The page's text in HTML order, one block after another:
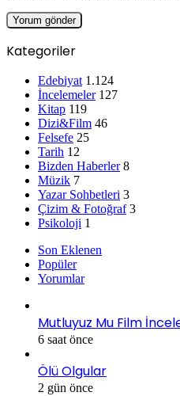
Kategoriler
Edebiyat 1.124
İncelemeler 127
Kitap 119
Dizi&Film 46
Felsefe 25
Tarih 12
Bizden Haberler 8
Müzik 7
Yazar Sohbetleri 3
Çizim & Fotoğraf 3
Psikoloji 1
Son Eklenen
Popüler
Yorumlar
Mutluyuz Mu Film
6 saat önce
Ölü Olgular
2 gün önce